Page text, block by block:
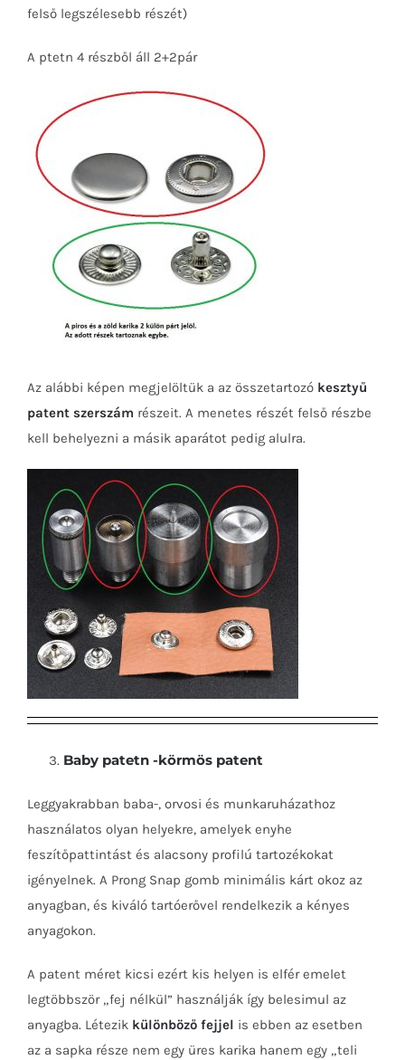
felső legszélesebb részét)
A ptetn 4 részből áll 2+2pár
Az alábbi képen megjelöltük a az összetartozó kesztyű
patent szerszám részeit. A menetes részét felső részbe
kell behelyezni a másik aparátot pedig alulra.
Baby patetn -körmös patent
Leggyakrabban baba-, orvosi és munkaruházathoz
használatos olyan helyekre, amelyek enyhe
feszítőpattintást és alacsony profilú tartozékokat
igényelnek. A Prong Snap gomb minimális kárt okoz az
anyagban, és kiváló tartóerővel rendelkezik a kényes
anyagokon.
A patent méret kicsi ezért kis helyen is elfér emelet
legtöbbször „fej nélkül” használják így belesimul az
anyagba. Létezik különböző fejjel is ebben az esetben
az a sapka része nem egy üres karika hanem egy „teli